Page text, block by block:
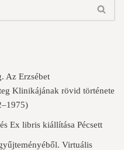
Az Erzsébet
Klinikájának rövid története
Ex libris kiállítása Pécsett
Virtuális